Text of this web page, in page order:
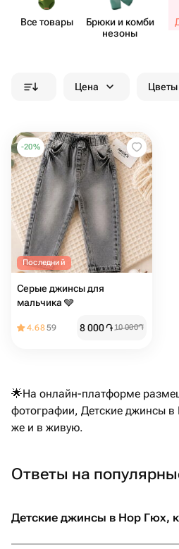
Все товары
Брюки и комби​
незоны
Цена Цветы
-20%
Последний
Серые джинсы для
мальчика 🩶
4.6859 8 000֏10 000֏
🌟На онлайн-платформе
фотографии, Детские джинсы в
же и в живую.
Ответы на
Детские джинсы в Нор Гюх,